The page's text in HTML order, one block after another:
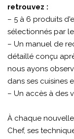
retrouvez :
– 5 à 6 produits
sélectionnés par
– Un manuel de
détaillé conçu
nous ayons
dans ses cuisines
– Un accès à des
À chaque
Chef, ses